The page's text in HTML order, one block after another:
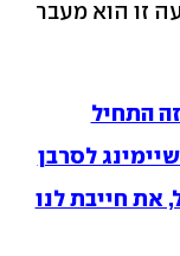
זו הוא מעבר
התחיל
לסרבן
את חייבת לנו